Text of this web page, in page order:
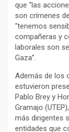
que “las
son crímenes
“tenemos
compañeras y
laborales son
Gaza”.
Además de los
estuvieron
Pablo Brey y
Gramajo
más dirigentes
entidades que